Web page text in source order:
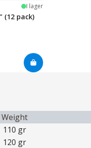
I lager
(12 pack)
Weight
110 gr
120 gr